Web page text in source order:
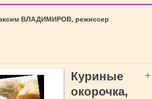
ВЛАДИМИРОВ, режиссер
Куриные
окорочка,